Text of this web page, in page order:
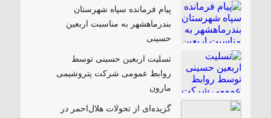
پیام فرمانده سپاه شهرستان
بندرماهشهر به مناسبت اربعین
حسینی
تسلیت اربعین حسینی توسط
روابط عمومی شرکت پتروشیمی
مارون
گزیده‌ای از تحولات هلال‌احمر در